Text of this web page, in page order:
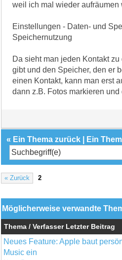
weil ich mal wieder aufräumen
Einstellungen - Daten- und
Speichernutzung
Da sieht man jeden Kontakt
gibt und den Speicher, den er
einen Kontakt, kann man erst
dann z.B. Fotos markieren
« Ein Thema zurück Ein
« Zurück 2
Möglicherweise verwandte
Thema / Verfasser Letzter Beitrag
Neues Feature: Apple baut
Music ein